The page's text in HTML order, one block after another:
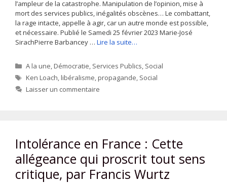
l’ampleur de la catastrophe. Manipulation de l’opinion, mise à
mort des services publics, inégalités obscènes… Le combattant,
la rage intacte, appelle à agir, car un autre monde est possible,
et nécessaire. Publié le Samedi 25 février 2023 Marie-José
SirachPierre Barbancey … Lire la suite…
Catégories
A la une,Démocratie, Services Publics, Social
Étiquettes
Ken Loach,libéralisme,propagande, Social
Laisser un commentaire
Intolérance en France : Cette
allégeance qui proscrit tout sens
critique, par Francis Wurtz